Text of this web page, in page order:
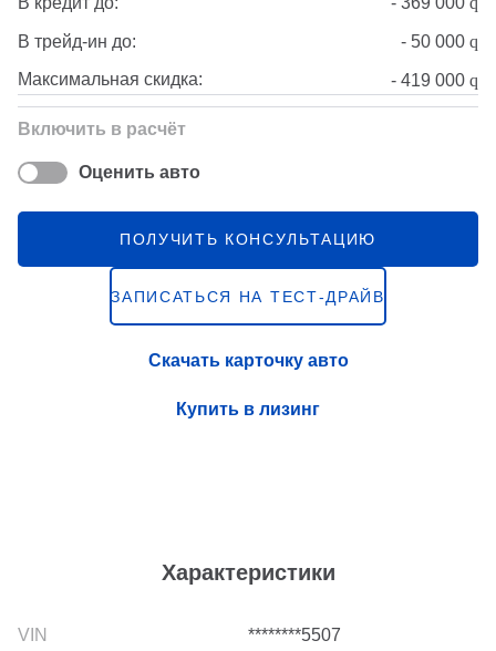
Характеристики
********5507
В трейд-ин до: - 50 000 q
Максимальная скидка: - 419 000 q
Включить в расчёт
Оценить авто
ПОЛУЧИТЬ КОНСУЛЬТАЦИЮ
ЗАПИСАТЬСЯ НА ТЕСТ-ДРАЙВ
Скачать карточку авто
Купить в лизинг